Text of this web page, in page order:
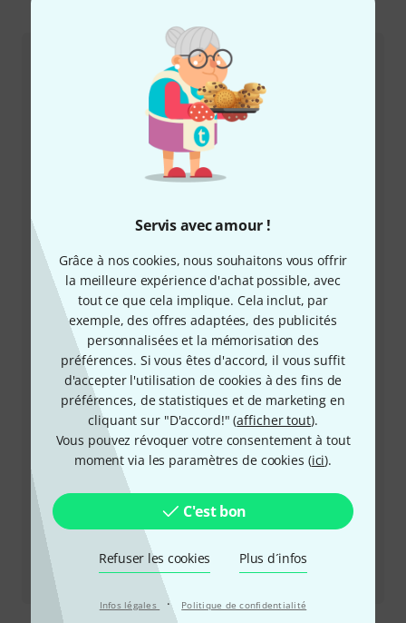
Servis avec amour !
Grâce à nos cookies, nous souhaitons vous offrir
la meilleure expérience d'achat possible, avec
tout ce que cela implique. Cela inclut, par
exemple, des offres adaptées, des publicités
personnalisées et la mémorisation des
préférences. Si vous êtes d'accord, il vous suffit
d'accepter l'utilisation de cookies à des fins de
préférences, de statistiques et de marketing en
cliquant sur "D'accord!" (afficher tout).
Vous pouvez révoquer votre consentement à tout
moment via les paramètres de cookies (ici).
C'est bon
Refuser les cookies Plus d´infos
Infos légales · Politique de confidentialité
Service Client Luxembourg
Notre service client est à votre disposition pour
répondre à toutes vos questions et résoudre
d'éventuels problèmes après achat.
Préparer le numéro client
Horaires d'ouverture (CEST - Heure
d'été d'Europe centrale)
Plus d'options de contact
Retourner un produit
Tous les interlocuteurs